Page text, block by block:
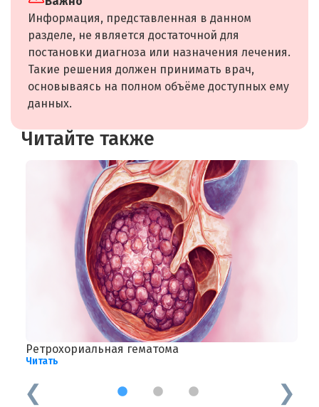
Информация, представленная в данном
разделе, не является достаточной для
постановки диагноза или назначения лечения.
Такие решения должен принимать врач,
основываясь на полном объёме доступных ему
данных.
Читайте также
Ретрохориальная гематома
Читать
1 2 3